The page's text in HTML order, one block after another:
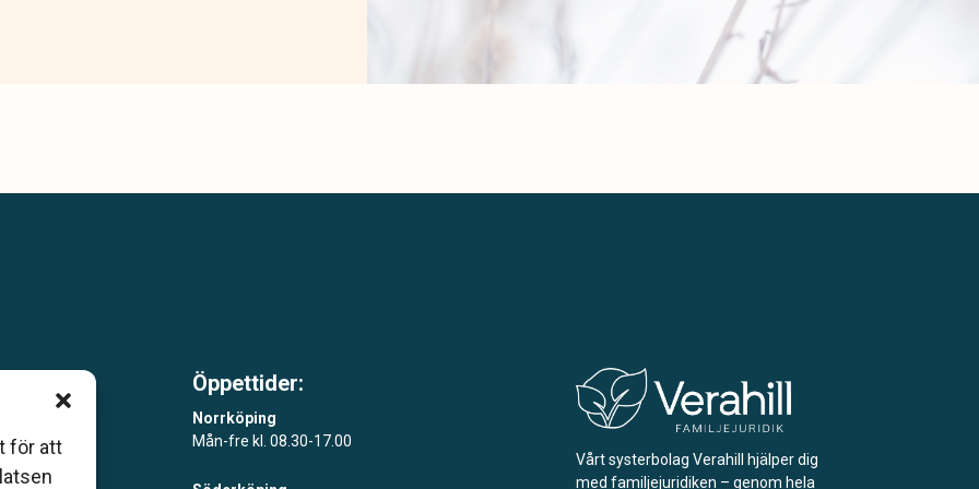
för att
Öppettider:
Norrköping
Mån-fre kl. 08.30-17.00
Vårt systerbolag Verahill hjälper dig
med familjejuridiken – genom hela